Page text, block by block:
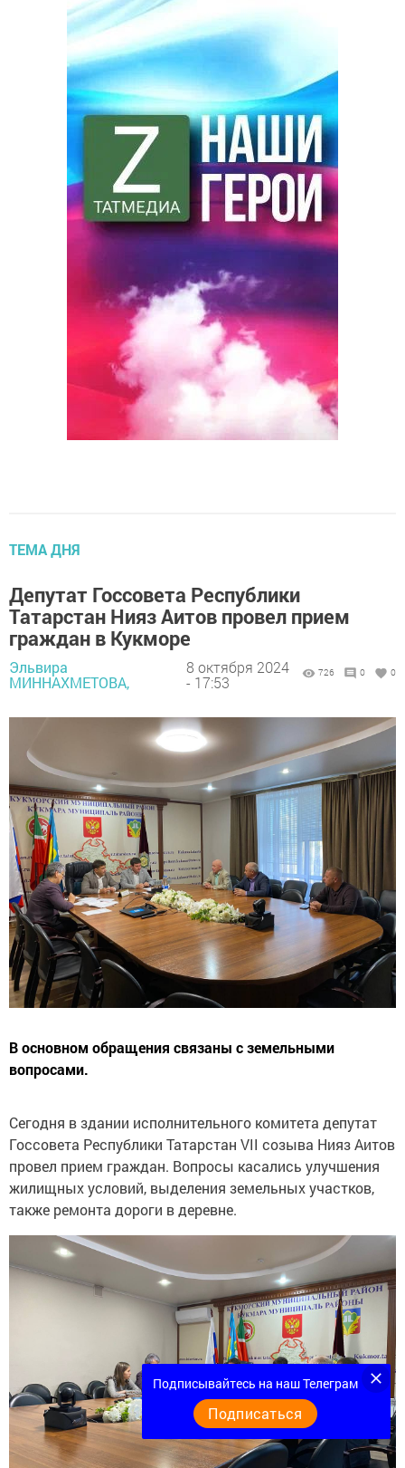
ТЕМА ДНЯ
Депутат Госсовета Республики
Татарстан Нияз Аитов провел прием
граждан в Кукморе
Эльвира
МИННАХМЕТОВА,
8 октября 2024
- 17:53
726 0 0
В основном обращения связаны с земельными
вопросами.
Сегодня в здании исполнительного комитета депутат
Госсовета Республики Татарстан VII созыва Нияз Аитов
провел прием граждан. Вопросы касались улучшения
жилищных условий, выделения земельных участков,
также ремонта дороги в деревне.
Подписывайтесь на наш Телеграм
Подписаться